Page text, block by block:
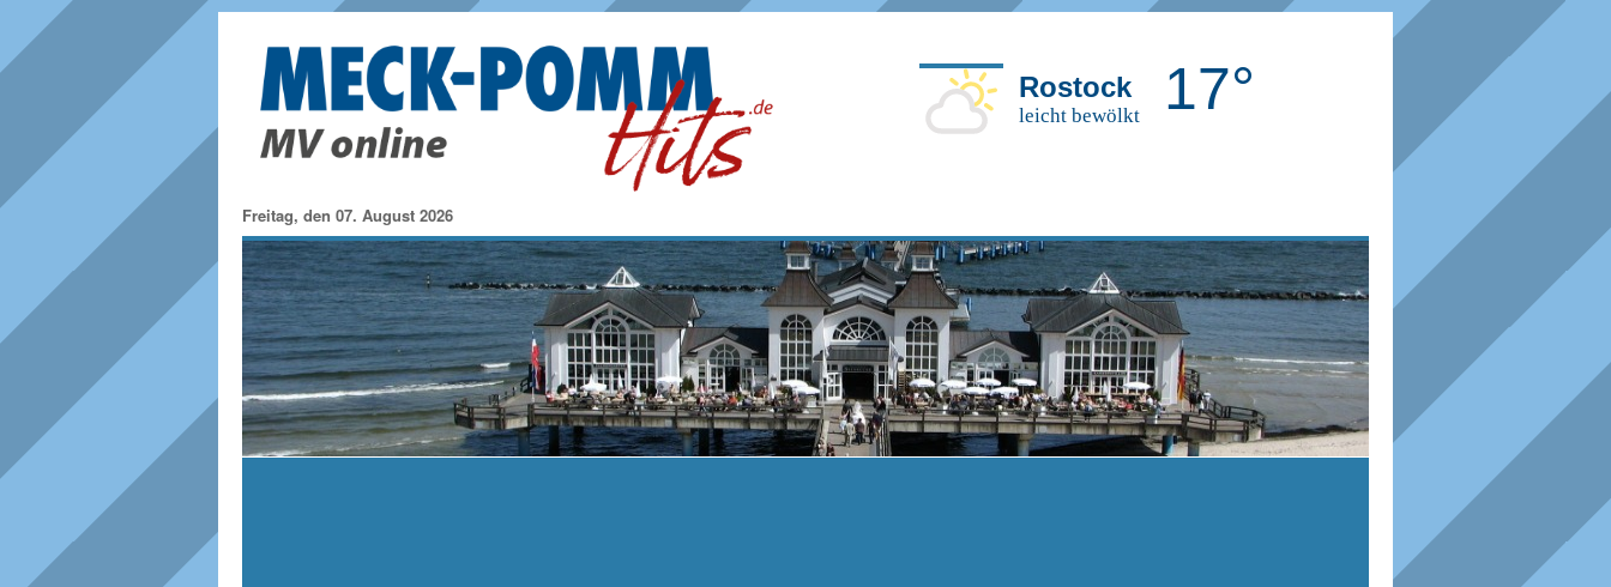
Freitag, den 07. August 2026
Rostock
leicht bewölkt 17°